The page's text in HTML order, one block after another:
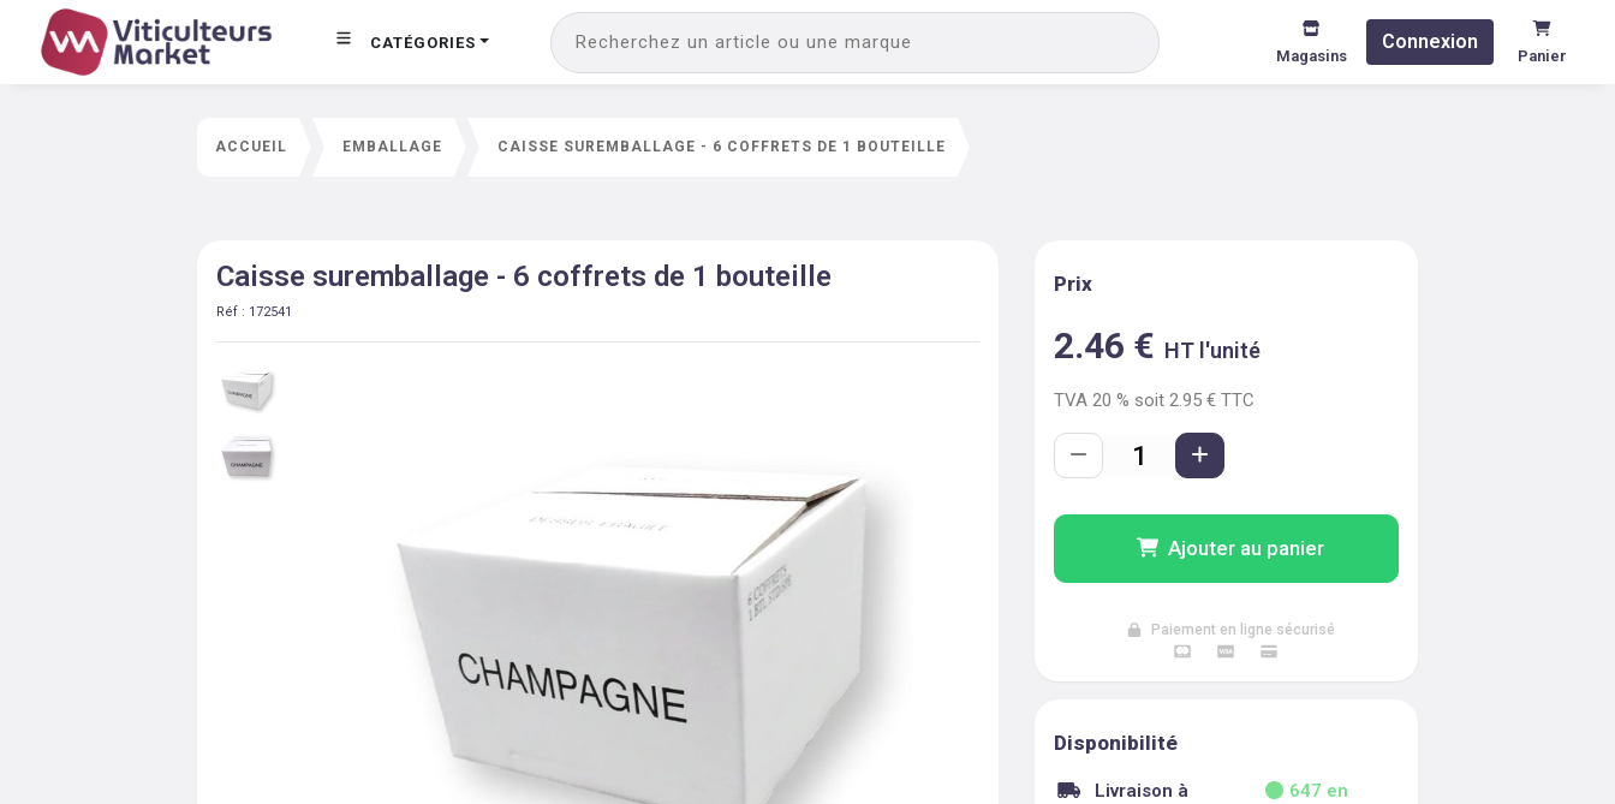
CATÉGORIES
Magasins
Connexion
Panier
ACCUEIL EMBALLAGE CAISSE SUREMBALLAGE - 6 COFFRETS DE 1 BOUTEILLE
Caisse suremballage - 6 coffrets de 1 bouteille
Réf : 172541
Prix
2.46 € HT l'unité
TVA20 % soit 2.95 € TTC
Ajouter au panier
Paiement en ligne sécurisé
Disponibilité
Livraison à
647 en